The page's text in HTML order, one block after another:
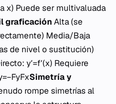
x) Puede ser multivaluada
graficaciónAlta (se
Media/Baja
de nivel o sustitución)
y′=f′(x) Requiere
Simetría y
rompe simetrías al